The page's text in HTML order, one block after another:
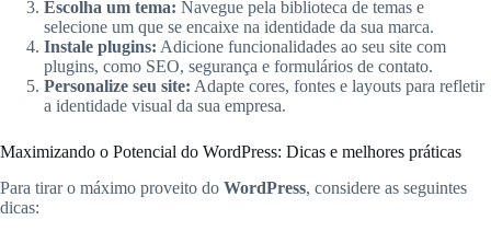
Escolha um tema: Navegue pela biblioteca de temas e
selecione um que se encaixe na identidade da sua marca.
Instale plugins: Adicione funcionalidades ao seu site com
plugins, como SEO, segurança e formulários de contato.
Personalize seu site: Adapte cores, fontes e layouts para refletir
a identidade visual da sua empresa.
Maximizando o Potencial do WordPress: Dicas e melhores práticas
Para tirar o máximo proveito do WordPress, considere as seguintes
dicas: